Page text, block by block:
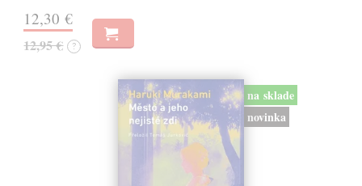
12,30 €
12,95 € ?
na sklade
novinka